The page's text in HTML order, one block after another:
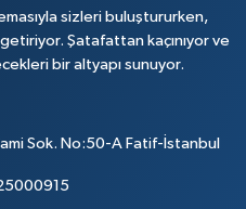
sizleri buluştururken,
Şatafattan kaçınıyor ve
bir altyapı sunuyor.
Sok. No:50-A Fatif-İstanbul